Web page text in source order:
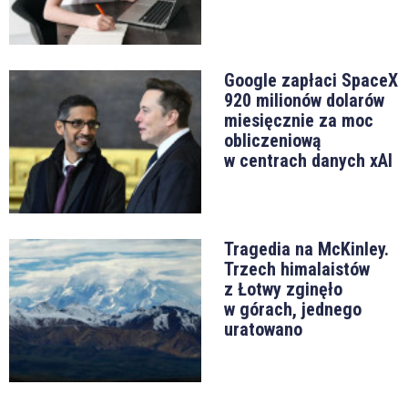
Google zapłaci SpaceX
920 milionów dolarów
miesięcznie za moc
obliczeniową
w centrach danych xAI
Tragedia na McKinley.
Trzech himalaistów
z Łotwy zginęło
w górach, jednego
uratowano